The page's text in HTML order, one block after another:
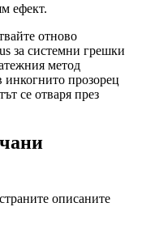
ефект.
отново
за системни грешки
метод
инкогнито прозорец
се отваря през
описаните